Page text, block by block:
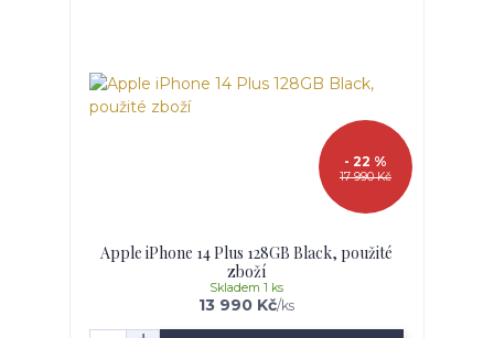
17 990 Kč
- 22 %
Apple iPhone 14 Plus 128GB Black, použité
zboží
13 990 Kč/ks
Skladem 1 ks